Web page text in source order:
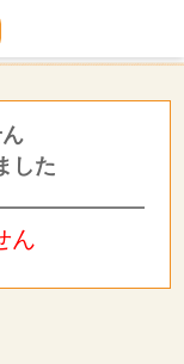
した
ん